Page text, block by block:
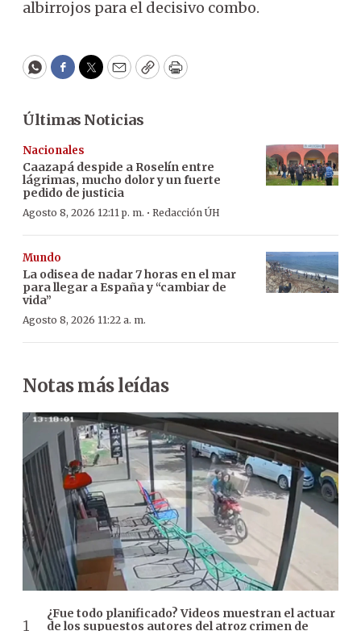
albirrojos para el decisivo combo.
WhatsApp
Facebook
Twitter
EmailCopyPrint
Últimas Noticias
Nacionales
Caazapá despide a Roselín entre
lágrimas, mucho dolor y un fuerte
pedido de justicia
Agosto 8, 2026 12:11 p. m. · Redacción ÚH
Mundo
La odisea de nadar 7 horas en el mar
para llegar a España y “cambiar de
vida”
Agosto 8, 2026 11:22 a. m.
Notas más leídas
¿Fue todo planificado? Videos muestran el actuar
de los supuestos autores del atroz crimen de